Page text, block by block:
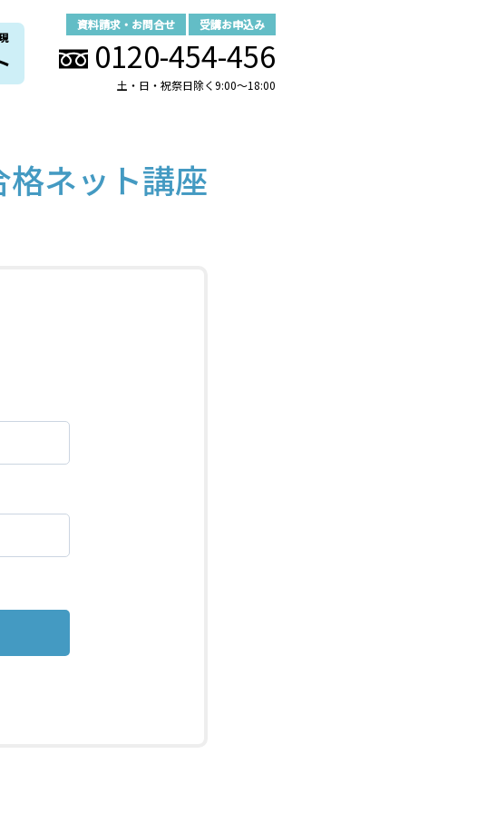
資料請求・お問合せ 受講お申込み
0120-454-456
土・日・祝祭日除く9:00～18:00
ネット講座